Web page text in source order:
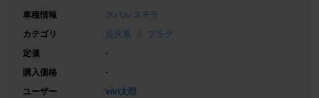
車種情報
スバル ステラ
カテゴリ
点火系
プラグ
定価
-
購入価格
-
ユーザー
vivi太郎